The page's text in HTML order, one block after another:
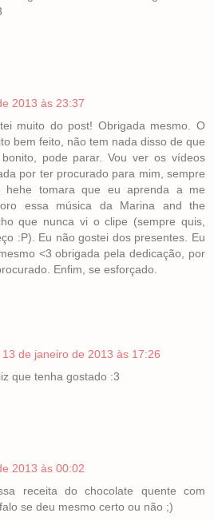
2013 às 23:37
muito do post! Obrigada mesmo. O
bem feito, não tem nada disso de que
pode parar. Vou ver os vídeos
por ter procurado para mim, sempre
hehe tomara que eu aprenda a me
essa música da Marina and the
que nunca vi o clipe (sempre quis,
:P). Eu não gostei dos presentes. Eu
<3 obrigada pela dedicação, por
Enfim, se esforçado.
13 de janeiro de 2013 às 17:26
que tenha gostado :3
2013 às 00:02
receita do chocolate quente com
se deu mesmo certo ou não ;)